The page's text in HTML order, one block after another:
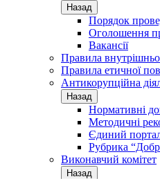
Назад
Порядок
Оголошення
Вакансії
Правила
Правила етичної
Антикорупційна
Назад
Нормативні
Методичні
Єдиний
Рубрика
Виконавчий комітет
Назад